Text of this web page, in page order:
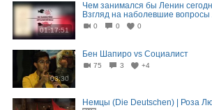
01:17:51
Чем занимался бы Ленин
Взгляд на наболевшие вопросы
0 0 0
03:30
Бен Шапиро vs Социалист
75 3 +4
Немцы (Die Deutschen) | Роза